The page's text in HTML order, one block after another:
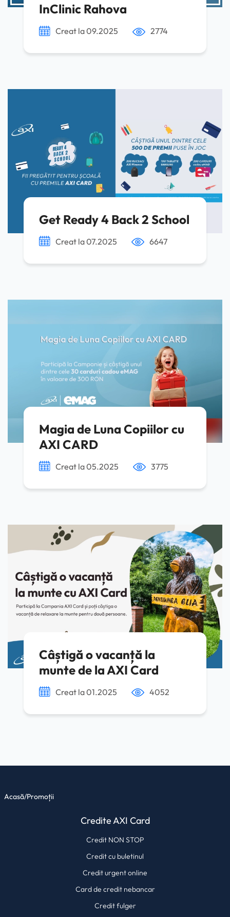
InClinic Rahova
Creat la 09.2025 2774
Get Ready 4 Back 2 School
Creat la 07.2025 6647
Magia de Luna Copiilor cu
AXI CARD
Creat la 05.2025 3775
Câștigă o vacanță la
munte de la AXI Card
Creat la 01.2025 4052
Acasă/Promoții
Credite AXI Card
Credit NON STOP
Credit cu buletinul
Credit urgent online
Card de credit nebancar
Credit fulger